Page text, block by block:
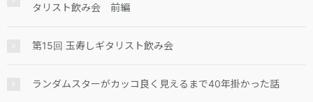
タリスト飲み会 前編
第15回 玉寿しギタリスト飲み会
ランダムスターがカッコ良く見えるまで40年掛かった話